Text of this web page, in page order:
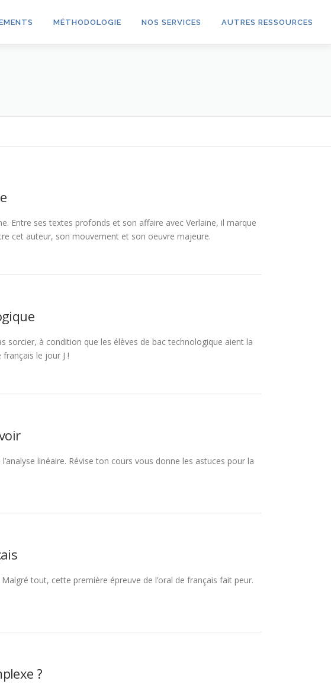
MÉTHODOLOGIE NOS SERVICES AUTRES RESSOURCES
Entre ses textes profonds et son affaire avec Verlaine, il marque
cet auteur, son mouvement et son oeuvre majeure.
sorcier, à condition que les élèves de bac technologique aient la
le jour J !
linéaire. Révise ton cours vous donne les astuces pour la
tout, cette première épreuve de l’oral de français fait peur.
?